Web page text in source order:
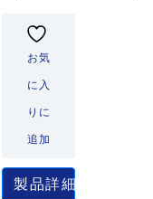
お気
に入
りに
追加
製品詳細